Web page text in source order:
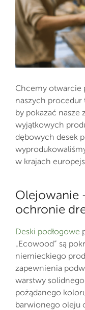
Chcemy otwarcie
naszych
by pokazać nasze
wyjątkowych
dębowych desek
w krajach
Olejowanie
ochronie
Deski podłogowe
„Ecowood” są
niemieckiego
zapewnienia
warstwy
pożądanego
barwionego oleju